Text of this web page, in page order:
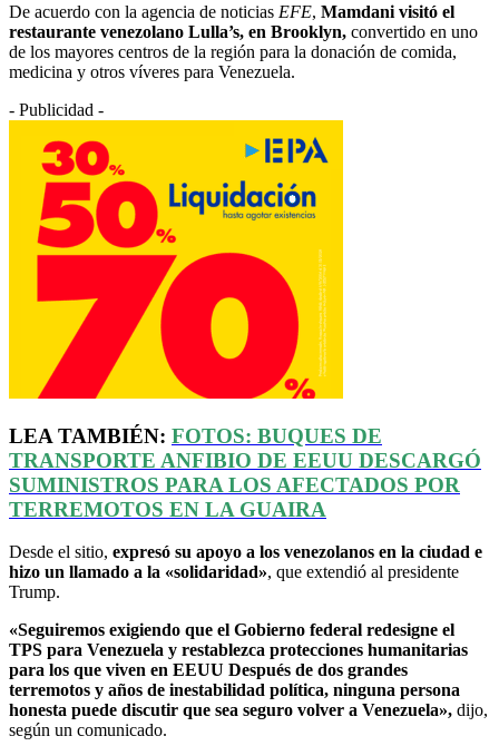
De acuerdo con la agencia de noticias EFE, Mamdani visitó el
restaurante venezolano Lulla’s, en Brooklyn, convertido en uno
de los mayores centros de la región para la donación de comida,
medicina y otros víveres para Venezuela.
- Publicidad -
LEA TAMBIÉN: FOTOS: BUQUES DE
TRANSPORTE ANFIBIO DE EEUU DESCARGÓ
SUMINISTROS PARA LOS AFECTADOS POR
TERREMOTOS EN LA GUAIRA
Desde el sitio, expresó su apoyo a los venezolanos en la ciudad e
hizo un llamado a la «solidaridad», que extendió al presidente
Trump.
«Seguiremos exigiendo que el Gobierno federal redesigne el
TPS para Venezuela y restablezca protecciones humanitarias
para los que viven en EEUU Después de dos grandes
terremotos y años de inestabilidad política, ninguna persona
honesta puede discutir que sea seguro volver a Venezuela», dijo,
según un comunicado.